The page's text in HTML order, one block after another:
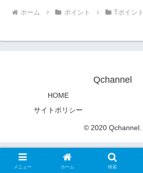
ホーム ポイント Tポイント
Qchannel
HOME
サイトポリシー
© 2020 Qchannel.
メニュー ホーム 検索